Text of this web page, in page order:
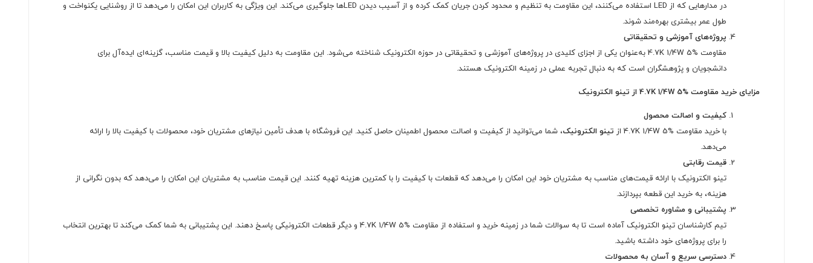
در مدارهایی که از LED استفاده می‌کنند، این مقاومت به تنظیم و محدود کردن جریان کمک کرده و از آسیب دیدن LED‌ها جلوگیری می‌کند. این ویژگی به کاربران این امکان را می‌دهد تا از روشنایی یکنواخت و
طول عمر بیشتری بهره‌مند شوند.
پروژه‌های آموزشی و تحقیقاتی
مقاومت 4.7K 1/4W 5% به‌عنوان یکی از اجزای کلیدی در پروژه‌های آموزشی و تحقیقاتی در حوزه الکترونیک شناخته می‌شود. این مقاومت به دلیل کیفیت بالا و قیمت مناسب، گزینه‌ای ایده‌آل برای
دانشجویان و پژوهشگران است که به دنبال تجربه عملی در زمینه الکترونیک هستند.
مزایای خرید مقاومت 4.7K 1/4W 5% از تینو الکترونیک
کیفیت و اصالت محصول
با خرید مقاومت 4.7K 1/4W 5% از
تینو الکترونیک، شما می‌توانید از کیفیت و اصالت محصول اطمینان حاصل کنید. این فروشگاه با هدف تأمین نیازهای مشتریان خود، محصولات با کیفیت بالا را ارائه
می‌دهد.
قیمت رقابتی
تینو الکترونیک با ارائه قیمت‌های مناسب به مشتریان خود این امکان را می‌دهد که قطعات با کیفیت را با کمترین هزینه تهیه کنند. این قیمت مناسب به مشتریان این امکان را می‌دهد که بدون نگرانی از
هزینه، به خرید این قطعه بپردازند.
پشتیبانی و مشاوره تخصصی
تیم کارشناسان تینو الکترونیک آماده است تا به سوالات شما در زمینه خرید و استفاده از مقاومت 4.7K 1/4W 5% و دیگر قطعات الکترونیکی پاسخ دهند. این پشتیبانی به شما کمک می‌کند تا بهترین انتخاب
را برای پروژه‌های خود داشته باشید.
دسترسی سریع و آسان به محصولات